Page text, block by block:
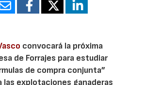
convocará la próxima
de Forrajes para estudiar
de compra conjunta”
las explotaciones ganaderas